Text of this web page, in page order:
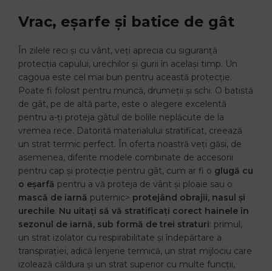
Vrac, eșarfe și batice de gât
În zilele reci și cu vânt, veți aprecia cu siguranță
protecția capului, urechilor și gurii în același timp. Un
cagoua este cel mai bun pentru această protecție.
Poate fi folosit pentru muncă, drumeții și schi. O batistă
de gât, pe de altă parte, este o alegere excelentă
pentru a-ți proteja gâtul de bolile neplăcute de la
vremea rece. Datorită materialului stratificat, creează
un strat termic perfect. În oferta noastră veți găsi, de
asemenea, diferite modele combinate de accesorii
pentru cap și protecție pentru gât, cum ar fi o glugă cu
o eșarfă pentru a vă proteja de vânt și ploaie sau o
mască de iarnă puternic> protejând obrajii, nasul și
urechile. Nu uitați să vă stratificați corect hainele în
sezonul de iarnă, sub formă de trei straturi: primul,
un strat izolator cu respirabilitate și îndepărtare a
transpirației, adică lenjerie termică, un strat mijlociu care
izolează căldura și un strat superior cu multe funcții,